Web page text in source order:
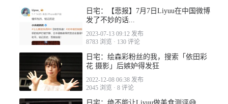
日宅：【悲报】7月7日Liyuu在中国微博
发了不妙的话...
2023-07-13 09:12 发布
8783 浏览 · 130 评论
日宅：绘森彩粉丝的我，搜索「依田彩
花 摄影」后嫉妒得发狂
2022-12-08 06:38 发布
2045 浏览 · 8 评论